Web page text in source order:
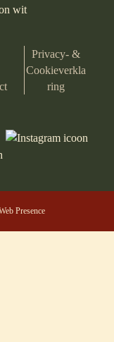
Privacy- &
Cookieverkla
ring
Presence